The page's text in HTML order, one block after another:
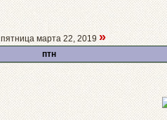
пятница марта 22, 2019»
птн